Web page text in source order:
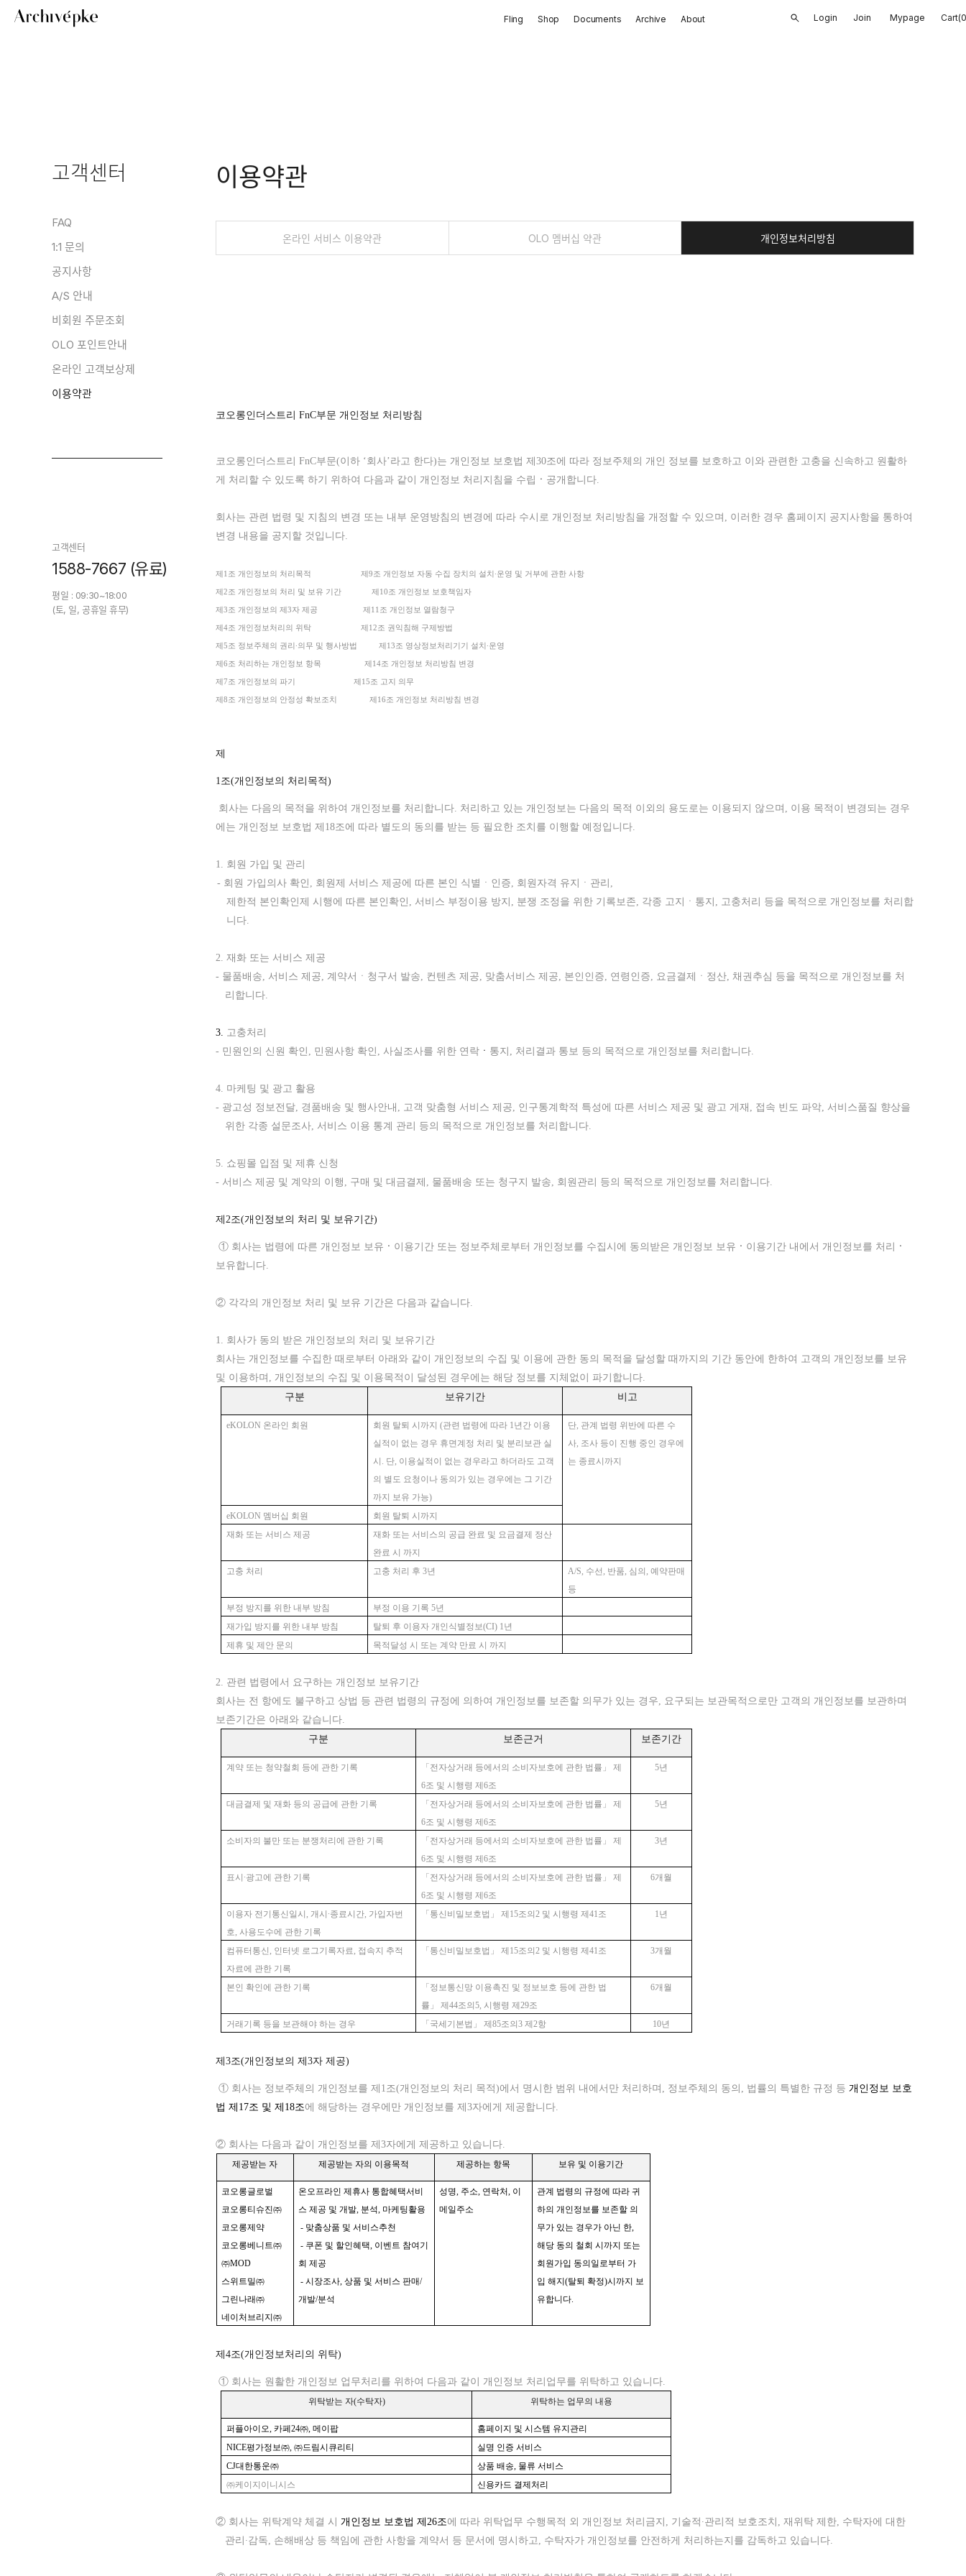
Fling Shop Documents Archive About Login Join Mypage Cart(0
고객센터
FAQ
1:1 문의
공지사항
A/S 안내
비회원 주문조회
OLO 포인트안내
온라인 고객보상제
이용약관
고객센터
1588-7667 (유료)
평일 : 09:30~18:00
(토, 일, 공휴일 휴무)
이용약관
온라인 서비스 이용약관 OLO 멤버십 약관 개인정보처리방침
코오롱인더스트리 FnC부문 개인정보 처리방침
코오롱인더스트리 FnC부문(이하 ‘회사’ 라고 한다)는 개인정보 보호법 제30조에 따라 정보주체의 개인 정보를 보호하고 이와 관련한 고충을 신속하고 원활하
게
처리할 수 있도록 하기 위하여 다음과 같이 개인정보 처리지침을 수립 ㆍ 공개합니다.
회사는 관련 법령 및 지침의 변경 또는 내부 운영방침의 변경에 따라 수시로 개인정보 처리방침을 개정할 수 있으며 , 이러한 경우 홈페이지 공지사항을 통하여
변경 내용을 공지할 것입니다.
제1조 개인정보의 처리목적 제9조 개인정보 자동 수집 장치의 설치∙운영 및 거부에 관한 사항
제2조 개인정보의 처리 및 보유 기간 제10조 개인정보 보호책임자
제3조 개인정보의 제3자 제공 제11조 개인정보 열람청구
제4조 개인정보처리의 위탁 제12조 권익침해 구제방법
제5조 정보주체의 권리∙의무 및 행사방법 제13조 영상정보처리기기 설치∙운영
제6조 처리하는 개인정보 항목 제14조 개인정보 처리방침 변경
제7조 개인정보의 파기 제15조 고지 의무
제8조 개인정보의 안정성 확보조치 제16조 개인정보 처리방침 변경
제
1조(개인정보의 처리목적)
회사는 다음의 목적을 위하여 개인정보를 처리합니다. 처리하고 있는 개인정보는 다음의 목적 이외의 용도로는 이용되지 않으며, 이용 목적이 변경되는 경우
에는 개인정보 보호법 제18조에 따라 별도의 동의를 받는 등 필요한 조치를 이행할 예정입니다.
1. 회원 가입 및 관리
- 회원 가입의사 확인 , 회원제 서비스제공에 따른 본인 식별 ㆍ인증, 회원자격 유지
ㆍ관리,
제한적 본인확인제 시행에 따른 본인확인 , 서비스 부정이용 방지, 분쟁 조정을 위한 기록보존, 각종 고지ㆍ통지, 고충처리 등을 목적으로 개인정보를 처리합
니다.
2. 재화 또는 서비스 제공
- 물품배송, 서비스 제공, 계약서 ㆍ청구서 발송, 컨텐츠 제공, 맞춤서비스 제공, 본인인증, 연령인증, 요금결제ㆍ정산, 채권추심 등을 목적으로 개인정보를 처
리합니다.
3. 고충처리
- 민원인의 신원 확인 , 민원사항 확인, 사실조사를 위한 연락 ㆍ 통지, 처리결과 통보 등의 목적으로 개인정보를 처리합니다.
4. 마케팅 및 광고 활용
- 광고성 정보전달, 경품배송 및 행사안내 , 고객 맞춤형 서비스 제공, 인구통계학적 특성에 따른 서비스 제공 및 광고 게재, 접속 빈도 파악, 서비스품질 향상을
위한 각종 설문조사, 서비스 이용 통계
관리 등의 목적으로 개인정보를 처리합니다.
5. 쇼핑몰 입점 및 제휴 신청
- 서비스 제공 및 계약의 이행 , 구매 및 대금결제, 물품배송 또는 청구지 발송, 회원관리 등의 목적으로 개인정보를 처리합니다.
제2조(개인정보의 처리 및 보유기간)
① 회사는 법령에 따른 개인정보 보유 ㆍ 이용기간 또는 정보주체로부터 개인정보를 수집시에 동의받은 개인정보 보유 ㆍ 이용기간 내에서 개인정보를 처리
ㆍ
보유합니다.
② 각각의 개인정보 처리 및 보유 기간은 다음과 같습니다.
1. 회사가 동의 받은 개인정보의 처리 및 보유기간
회사는 개인정보를 수집한 때로부터 아래와 같이 개인정보의 수집 및 이용에 관한 동의 목적을 달성할 때까지의 기간 동안에 한하여 고객의 개인정보를 보유
및 이용하며 , 개인정보의 수집 및 이용목적이 달성된 경우에는 해당 정보를 지체없이 파기합니다.
구분
보유기간 비고
eKOLON 온라인 회원
회원 탈퇴 시까지 (관련 법령에 따라 1년간 이용
실적이 없는 경우 휴면계정 처리 및 분리보관 실
시. 단, 이용실적이 없는 경우라고 하더라도 고객
의 별도 요청이나 동의가 있는 경우에는 그 기간
까지 보유 가능)
단, 관계 법령 위반에 따른 수
사, 조사 등이 진행 중인 경우에
는 종료시까지
eKOLON 멤버십 회원
회원 탈퇴 시까지
재화 또는 서비스 제공
재화 또는 서비스의 공급 완료 및 요금결제 정산
완료 시 까지
고충 처리
고충 처리 후 3년
A/S, 수선, 반품, 심의, 예약판매
등
부정 방지를 위한 내부 방침
부정 이용 기록 5년
재가입 방지를 위한 내부 방침
탈퇴 후 이용자 개인식별정보(CI) 1년
제휴 및 제안 문의
목적달성 시 또는 계약 만료 시 까지
2. 관련 법령에서 요구하는 개인정보 보유기간
회사는 전 항에도 불구하고 상법 등 관련 법령의 규정에 의하여 개인정보를 보존할 의무가 있는 경우, 요구되는 보관목적으로만 고객의 개인정보를 보관하며
보존기간은 아래와 같습니다.
구분
보존근거 보존기간
계약 또는 청약철회 등에 관한 기록 「전자상거래 등에서의 소비자보호에 관한 법률」제
6조 및 시행령 제6조
5년
대금결제 및 재화 등의 공급에 관한 기록 「전자상거래 등에서의 소비자보호에 관한 법률」제
6조 및 시행령 제6조
5년
소비자의 불만 또는 분쟁처리에 관한 기록 「전자상거래 등에서의 소비자보호에 관한 법률」제
6조 및 시행령 제6조
3년
표시∙광고에 관한 기록 「전자상거래 등에서의 소비자보호에 관한 법률」제
6조 및 시행령 제6조
6개월
이용자 전기통신일시, 개시∙종료시간, 가입자번
호, 사용도수에 관한 기록
「통신비밀보호법」제15조의2 및 시행령 제41조 1년
컴퓨터통신, 인터넷 로그기록자료, 접속지 추적
자료에 관한 기록
「통신비밀보호법」제15조의2 및 시행령 제41조 3개월
본인 확인에 관한 기록 「 정보통신망 이용촉진 및 정보보호 등에 관한 법
률 」제44조의5, 시행령 제29조
6개월
거래기록 등을 보관해야 하는 경우 「국세기본법」 제85조의3 제2항 10년
제3조(개인정보의 제3자 제공)
① 회사는 정보주체의 개인정보를 제1조(개인정보의 처리 목적)에서 명시한 범위 내에서만 처리하며, 정보주체의 동의, 법률의 특별한 규정 등 개인정보 보호
법 제 17조 및 제 18조에 해당하는 경우에만 개인정보를 제 3자에게 제공합니다.
② 회사는 다음과 같이 개인정보를 제3자에게 제공하고 있습니다.
제공받는 자 제공받는 자의 이용목적 제공하는 항목 보유 및 이용기간
코오롱글로벌
코오롱티슈진㈜
코오롱제약
코오롱베니트㈜
㈜MOD
스위트밀㈜
그린나래㈜
네이처브리지㈜
온오프라인 제휴사 통합혜택서비
스 제공 및 개발, 분석, 마케팅활용
- 맞춤상품 및 서비스추천
- 쿠폰 및 할인혜택, 이벤트 참여기
회 제공
- 시장조사, 상품 및 서비스 판매/
개발/분석
성명, 주소, 연락처, 이
메일주소
관계 법령의 규정에 따라 귀
하의 개인정보를 보존할 의
무가 있는 경우가 아닌 한,
해당 동의 철회 시까지 또는
회원가입 동의일로부터 가
입 해지(탈퇴 확정)시까지 보
유합니다.
제4조(개인정보처리의 위탁)
① 회사는 원활한 개인정보 업무처리를 위하여 다음과 같이 개인정보 처리업무를 위탁하고 있습니다.
위탁받는 자(수탁자) 위탁하는 업무의 내용
퍼플아이오, 카페24㈜, 메이팝
홈페이지 및 시스템 유지관리
NICE평가정보㈜, ㈜드림시큐리티
실명 인증 서비스
CJ대한통운㈜
상품 배송, 물류 서비스
㈜케이지이니시스
신용카드 결제처리
② 회사는 위탁계약 체결 시 개인정보 보호법 제 26조에 따라 위탁업무 수행목적 외 개인정보 처리금지 , 기술적∙관리적 보호조치, 재위탁 제한, 수탁자에 대한
관리∙감독, 손해배상 등 책임에 관한 사항을 계약서 등 문서에 명시하고, 수탁자가 개인정보를 안전하게 처리하는지를 감독하고 있습니다.